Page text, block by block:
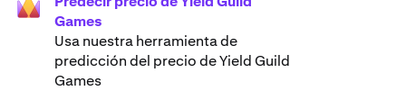
Games
Usa nuestra herramienta de
predicción del precio de Yield Guild
Games